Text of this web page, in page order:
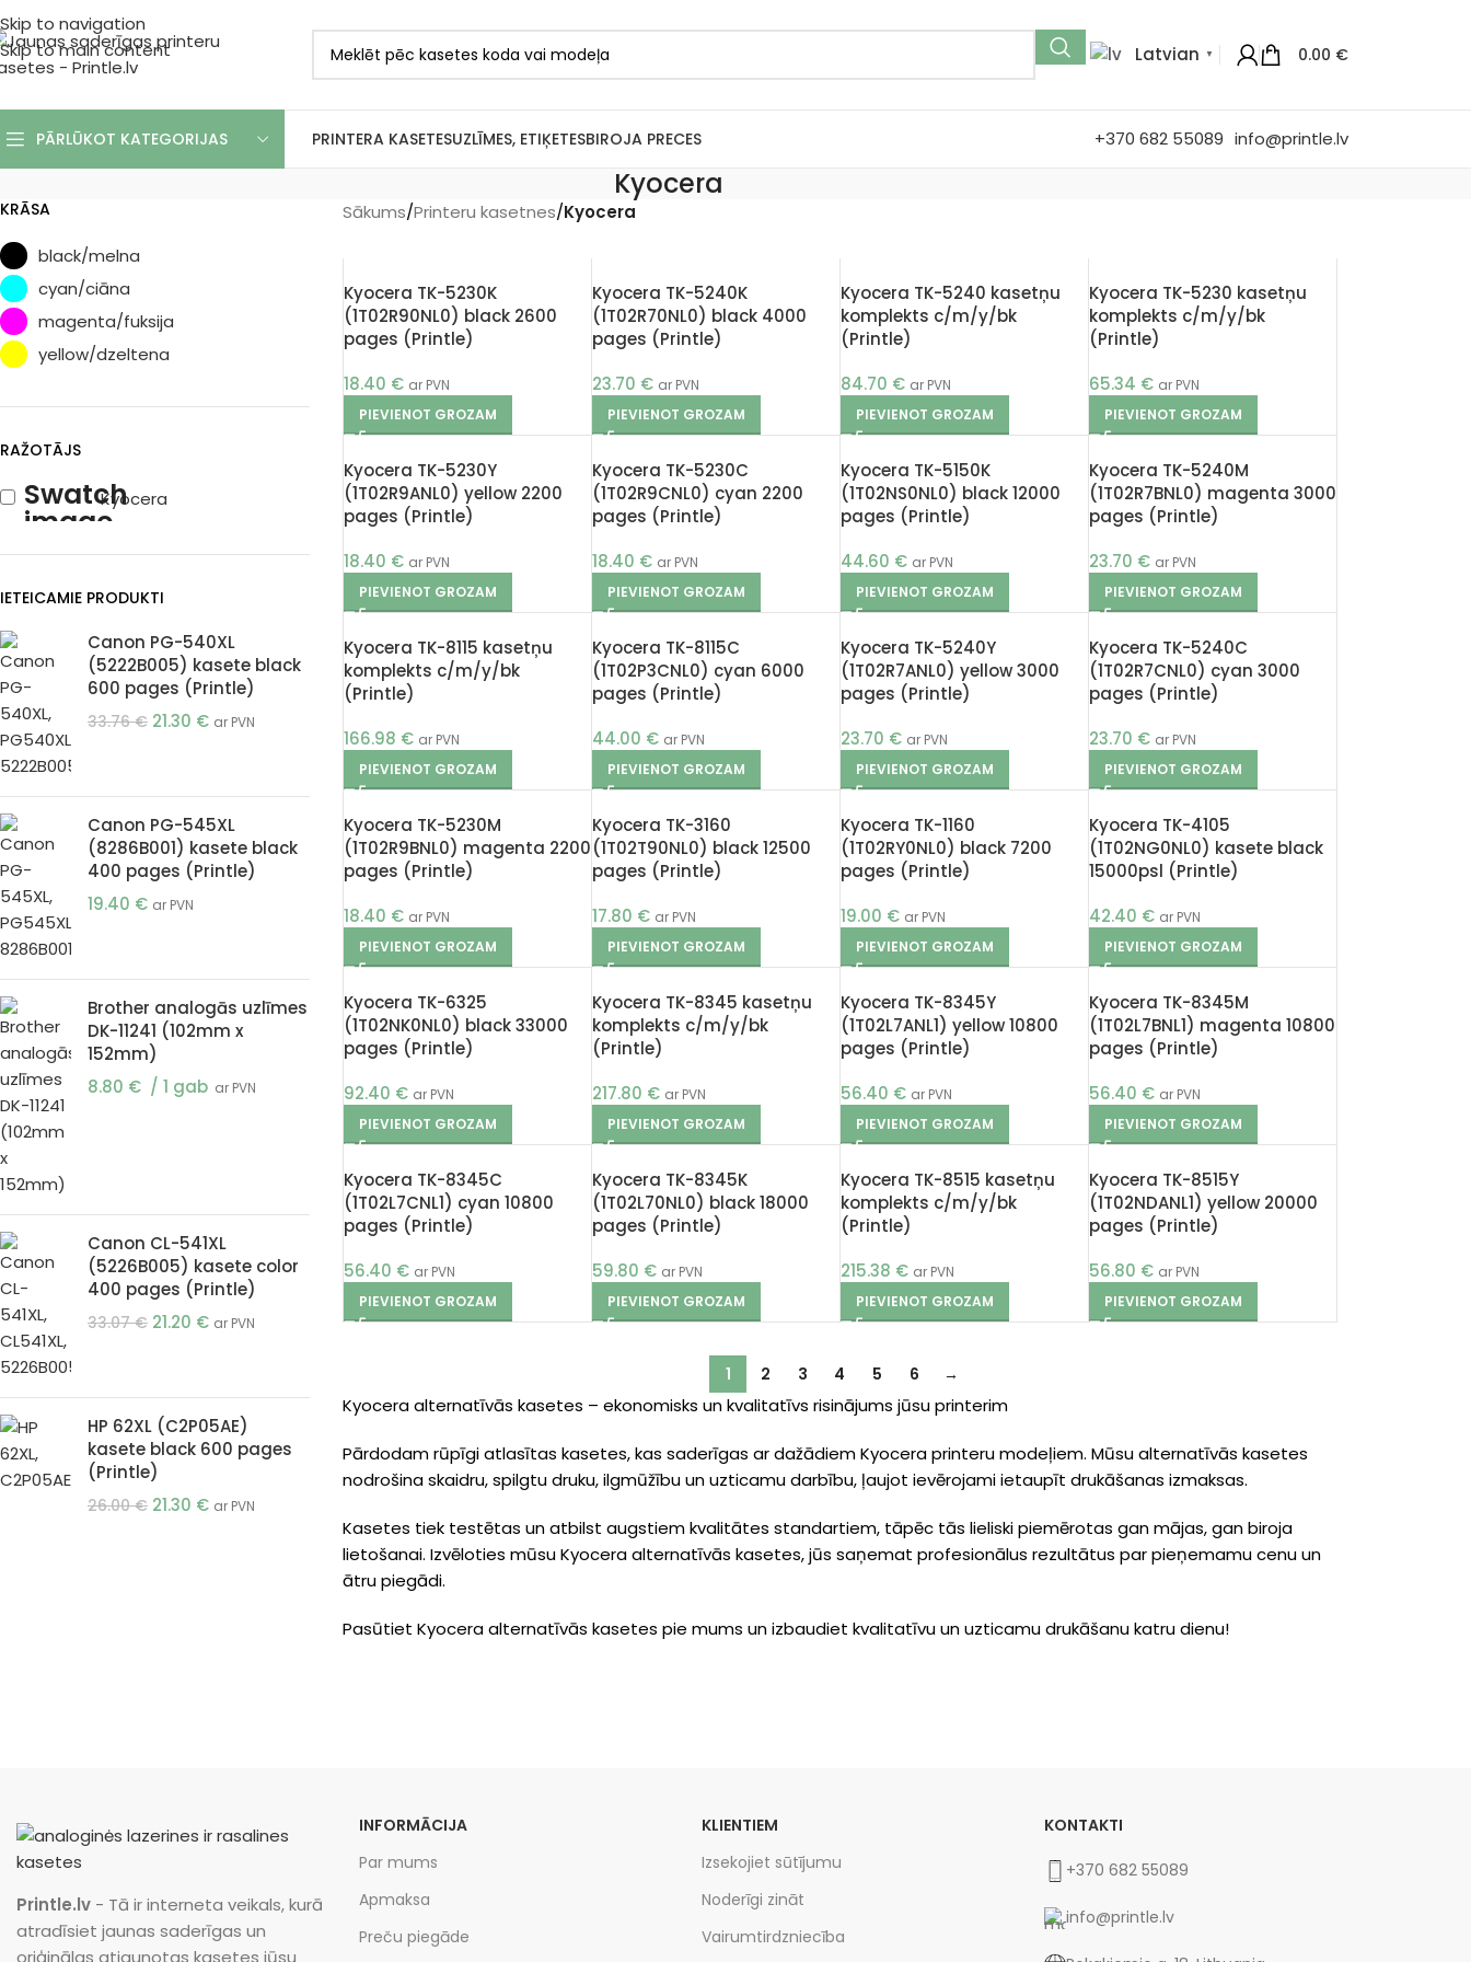
Skip to navigation
Skip to main content
Latvian ▼ 0.00 €
PĀRLŪKOT KATEGORIJAS PRINTERA KASETESUZLĪMES, ETIĶETESBIROJA PRECES +370 682 55089 info@printle.lv
Kyocera
KRĀSA
black/melna
cyan/ciāna
magenta/fuksija
yellow/dzeltena
RAŽOTĀJS
Kyocera
IETEICAMIE PRODUKTI
Canon PG-540XL
(5222B005) kasete black
600 pages (Printle)
33.76€ 21.30 € ar PVN
Canon PG-545XL
(8286B001) kasete black
400 pages (Printle)
19.40 € ar PVN
Brother analogās uzlīmes
DK-11241 (102mm x
152mm)
8.80 € 1 gab ar PVN
Canon CL-541XL
(5226B005) kasete color
400 pages (Printle)
33.07€ 21.20 € ar PVN
HP 62XL (C2P05AE)
kasete black 600 pages
(Printle)
26.00€ 21.30 € ar PVN
Sākums/Printeru kasetnes/Kyocera
Kyocera TK-5230K
(1T02R90NL0) black 2600
pages (Printle)
18.40 € ar PVN
PIEVIENOT GROZAM
Kyocera TK-5240K
(1T02R70NL0) black 4000
pages (Printle)
23.70 € ar PVN
PIEVIENOT GROZAM
Kyocera TK-5240 kasetņu
komplekts c/m/y/bk
(Printle)
84.70 € ar PVN
PIEVIENOT GROZAM
Kyocera TK-5230 kasetņu
komplekts c/m/y/bk
(Printle)
65.34 € ar PVN
PIEVIENOT GROZAM
Kyocera TK-5230Y
(1T02R9ANL0) yellow 2200
pages (Printle)
18.40 € ar PVN
PIEVIENOT GROZAM
Kyocera TK-5230C
(1T02R9CNL0) cyan 2200
pages (Printle)
18.40 € ar PVN
PIEVIENOT GROZAM
Kyocera TK-5150K
(1T02NS0NL0) black 12000
pages (Printle)
44.60 € ar PVN
PIEVIENOT GROZAM
Kyocera TK-5240M
(1T02R7BNL0) magenta 3000
pages (Printle)
23.70 € ar PVN
PIEVIENOT GROZAM
Kyocera TK-8115 kasetņu
komplekts c/m/y/bk
(Printle)
166.98 € ar PVN
PIEVIENOT GROZAM
Kyocera TK-8115C
(1T02P3CNL0) cyan 6000
pages (Printle)
44.00 € ar PVN
PIEVIENOT GROZAM
Kyocera TK-5240Y
(1T02R7ANL0) yellow 3000
pages (Printle)
23.70 € ar PVN
PIEVIENOT GROZAM
Kyocera TK-5240C
(1T02R7CNL0) cyan 3000
pages (Printle)
23.70 € ar PVN
PIEVIENOT GROZAM
Kyocera TK-5230M
(1T02R9BNL0) magenta 2200
pages (Printle)
18.40 € ar PVN
PIEVIENOT GROZAM
Kyocera TK-3160
(1T02T90NL0) black 12500
pages (Printle)
17.80 € ar PVN
PIEVIENOT GROZAM
Kyocera TK-1160
(1T02RY0NL0) black 7200
pages (Printle)
19.00 € ar PVN
PIEVIENOT GROZAM
Kyocera TK-4105
(1T02NG0NL0) kasete black
15000psl (Printle)
42.40 € ar PVN
PIEVIENOT GROZAM
Kyocera TK-6325
(1T02NK0NL0) black 33000
pages (Printle)
92.40 € ar PVN
PIEVIENOT GROZAM
Kyocera TK-8345 kasetņu
komplekts c/m/y/bk
(Printle)
217.80 € ar PVN
PIEVIENOT GROZAM
Kyocera TK-8345Y
(1T02L7ANL1) yellow 10800
pages (Printle)
56.40 € ar PVN
PIEVIENOT GROZAM
Kyocera TK-8345M
(1T02L7BNL1) magenta 10800
pages (Printle)
56.40 € ar PVN
PIEVIENOT GROZAM
Kyocera TK-8345C
(1T02L7CNL1) cyan 10800
pages (Printle)
56.40 € ar PVN
PIEVIENOT GROZAM
Kyocera TK-8345K
(1T02L70NL0) black 18000
pages (Printle)
59.80 € ar PVN
PIEVIENOT GROZAM
Kyocera TK-8515 kasetņu
komplekts c/m/y/bk
(Printle)
215.38 € ar PVN
PIEVIENOT GROZAM
Kyocera TK-8515Y
(1T02NDANL1) yellow 20000
pages (Printle)
56.80 € ar PVN
PIEVIENOT GROZAM
1 2 3 4 5 6 →
Kyocera alternatīvās kasetes – ekonomisks un kvalitatīvs risinājums jūsu printerim
Pārdodam rūpīgi atlasītas kasetes, kas saderīgas ar dažādiem Kyocera printeru modeļiem. Mūsu alternatīvās kasetes
nodrošina skaidru, spilgtu druku, ilgmūžību un uzticamu darbību, ļaujot ievērojami ietaupīt drukāšanas izmaksas.
Kasetes tiek testētas un atbilst augstiem kvalitātes standartiem, tāpēc tās lieliski piemērotas gan mājas, gan biroja
lietošanai. Izvēloties mūsu Kyocera alternatīvās kasetes, jūs saņemat profesionālus rezultātus par pieņemamu cenu un
ātru piegādi.
Pasūtiet Kyocera alternatīvās kasetes pie mums un izbaudiet kvalitatīvu un uzticamu drukāšanu katru dienu!
Printle.lv - Tā ir interneta veikals, kurā
atradīsiet jaunas saderīgas un
oriģinālas atjaunotas kasetes jūsu
INFORMĀCIJA
Par mums
Apmaksa
Preču piegāde
KLIENTIEM
Izsekojiet sūtījumu
Noderīgi zināt
Vairumtirdzniecība
KONTAKTI
+370 682 55089
info@printle.lv